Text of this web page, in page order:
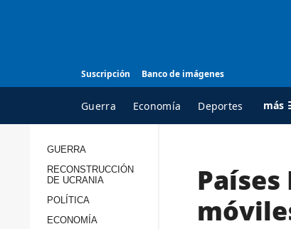
Suscripción Banco de imágenes
Guerra Economía Deportes más
TODAS LAS
GUERRA
RECONSTRUCCIÓN
DE UCRANIA
POLÍTICA
ECONOMÍA